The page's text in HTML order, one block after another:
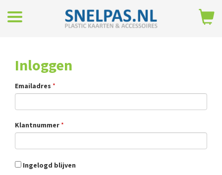
Inloggen
Emailadres *
Klantnummer *
Ingelogd blijven